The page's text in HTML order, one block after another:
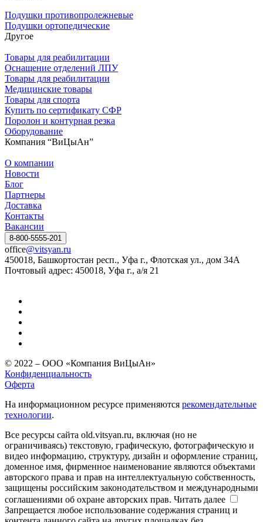
Подушки противопролежневые
Подушки ортопедические
Другое
Товары для реабилитации
Оснащение отделений ЛПУ
Товары для реабилитации
Медицинские товары
Товары для спорта
Купить по сертификату СФР
Поролон и контурная резка
Оборудование
Компания “ВиЦыАн”
О компании
Новости
Блог
Партнеры
Доставка
Контакты
Вакансии
8-800-5555-201
office@vitsyan.ru
450018, Башкортостан респ., Уфа г., Флотская ул., дом 34А
Почтовый адрес: 450018, Уфа г., а/я 21
© 2022 – ООО «Компания ВиЦыАн»
Конфиденциальность
Оферта
На информационном ресурсе применяются рекомендательные
технологии.
Все ресурсы сайта old.vitsyan.ru, включая (но не
ограничиваясь) текстовую, графическую, фотографическую и
видео информацию, структуру, дизайн и оформление страниц,
доменное имя, фирменное наименование являются объектами
авторского права и прав на интеллектуальную собственность,
защищены российским законодательством и международными
соглашениями об охране авторских прав. Читать далее
Запрещается любое использование содержания страниц и